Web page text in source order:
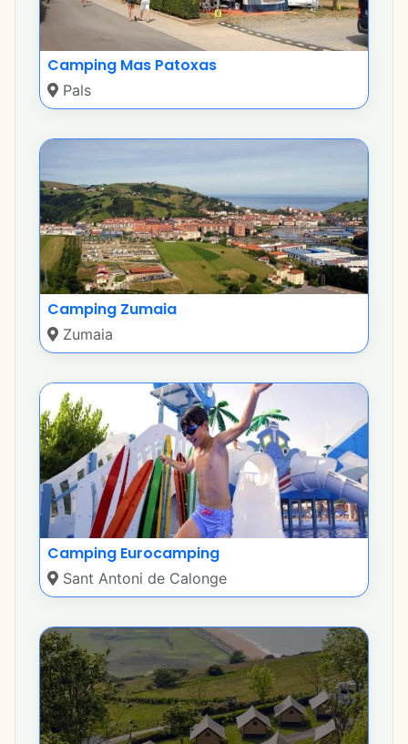
Camping Mas Patoxas
Pals
Camping Zumaia
Zumaia
Camping Eurocamping
Sant Antoni de Calonge